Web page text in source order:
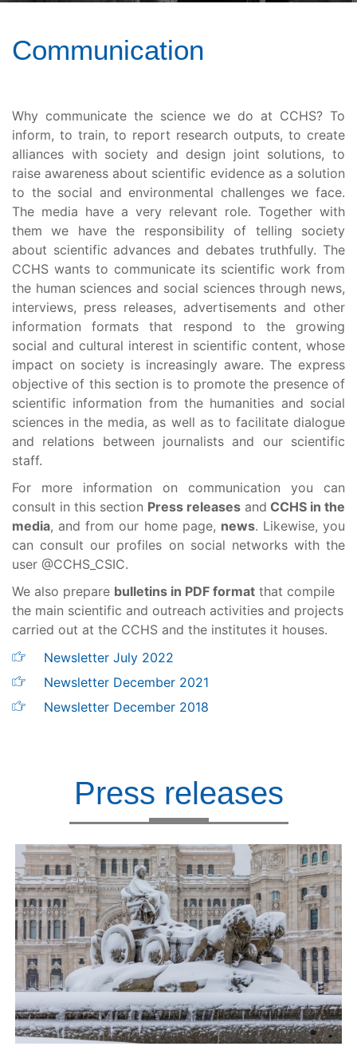
Communication
Why communicate the science we do at CCHS? To
inform, to train, to report research outputs, to create
alliances with society and design joint solutions, to
raise awareness about scientific evidence as a solution
to the social and environmental challenges we face.
The media have a very relevant role. Together with
them we have the responsibility of telling society
about scientific advances and debates truthfully. The
CCHS wants to communicate its scientific work from
the human sciences and social sciences through news,
interviews, press releases, advertisements and other
information formats that respond to the growing
social and cultural interest in scientific content, whose
impact on society is increasingly aware. The express
objective of this section is to promote the presence of
scientific information from the humanities and social
sciences in the media, as well as to facilitate dialogue
and relations between journalists and our scientific
staff.
For more information on communication you can
consult in this section Press releases and CCHS in the
media, and from our home page, news. Likewise, you
can consult our profiles on social networks with the
user @CCHS_CSIC.
We also prepare bulletins in PDF format that compile
the main scientific and outreach activities and projects
carried out at the CCHS and the institutes it houses.
Newsletter July 2022
Newsletter December 2021
Newsletter December 2018
Press releases